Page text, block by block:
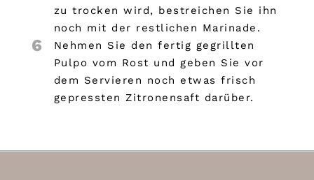
zu trocken wird, bestreichen Sie ihn
noch mit der restlichen Marinade.
6
Nehmen Sie den fertig gegrillten
Pulpo vom Rost und geben Sie vor
dem Servieren noch etwas frisch
gepressten Zitronensaft darüber.